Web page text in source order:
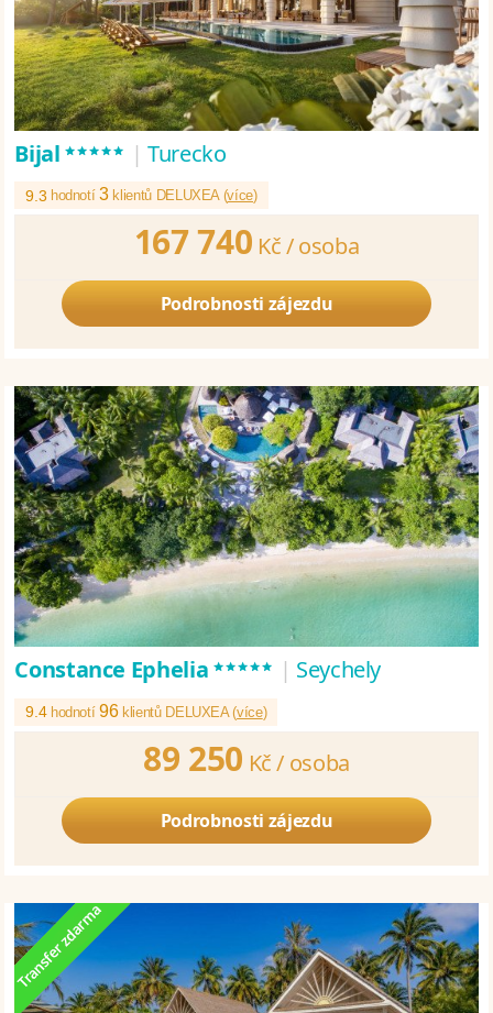
Bijal***** | Turecko
9.3 hodnotí3klientů DELUXEA (více)
167 740 Kč /osoba
Podrobnosti zájezdu
Constance Ephelia***** | Seychely
9.4 hodnotí96klientů DELUXEA (více)
89 250 Kč / osoba
Podrobnosti zájezdu